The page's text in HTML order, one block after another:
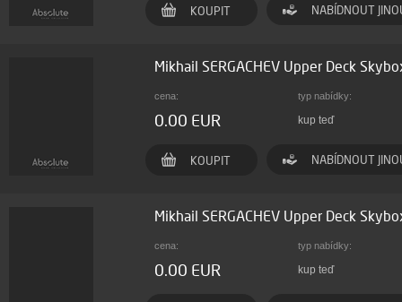
KOUPIT NABÍDNOUT
Mikhail SERGACHEV Upper Deck
cena: typ nabídky:
0.00 EUR kup teď
KOUPIT NABÍDNOUT
Mikhail SERGACHEV Upper Deck
cena: typ nabídky:
0.00 EUR kup teď